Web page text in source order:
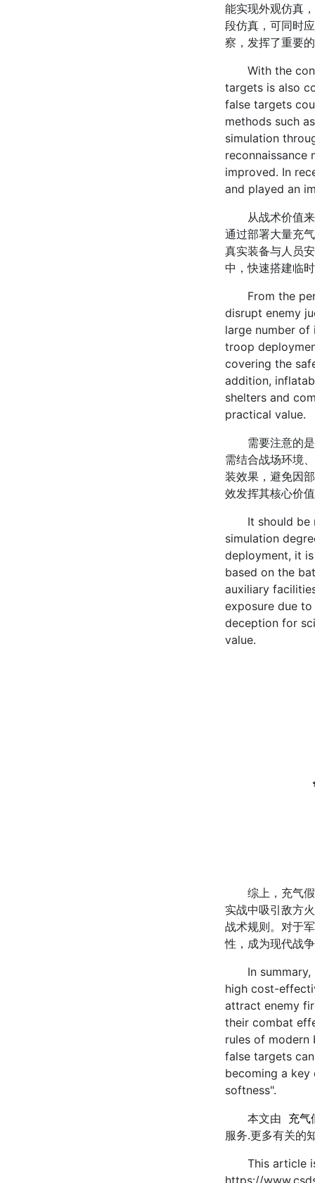
能实现外观仿真
段仿真，可同时
察，发挥了重要
With the
targets is also
false targets
methods such
simulation
reconnaissance
improved. In
and played an
从战术价值来
通过部署大量充
真实装备与人员
中，快速搭建临
From the
disrupt enemy
large number
troop
covering the
addition,
shelters and
practical value.
需要注意的是
需结合战场环境
装效果，避免因
效发挥其核心价
It should be
simulation
deployment, it
based on the
auxiliary
exposure due
deception for
value.
综上，充气假
实战中吸引敌方
战术规则。对于
性，成为现代战
In summary,
high cost-
attract enemy
their combat
rules of modern
false targets
becoming a
softness".
本文由 充气
服务.更多有关的
This article is
https://